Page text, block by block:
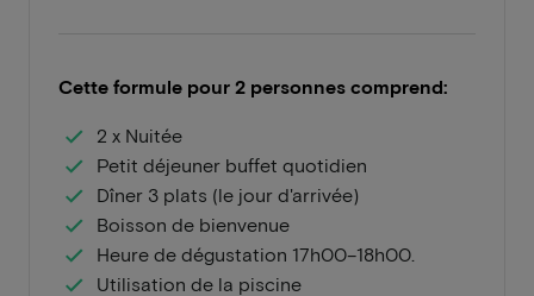
Cette formule pour 2 personnes comprend:
2 x Nuitée
Petit déjeuner buffet quotidien
Dîner 3 plats (le jour d'arrivée)
Boisson de bienvenue
Heure de dégustation 17h00–18h00.
Utilisation de la piscine